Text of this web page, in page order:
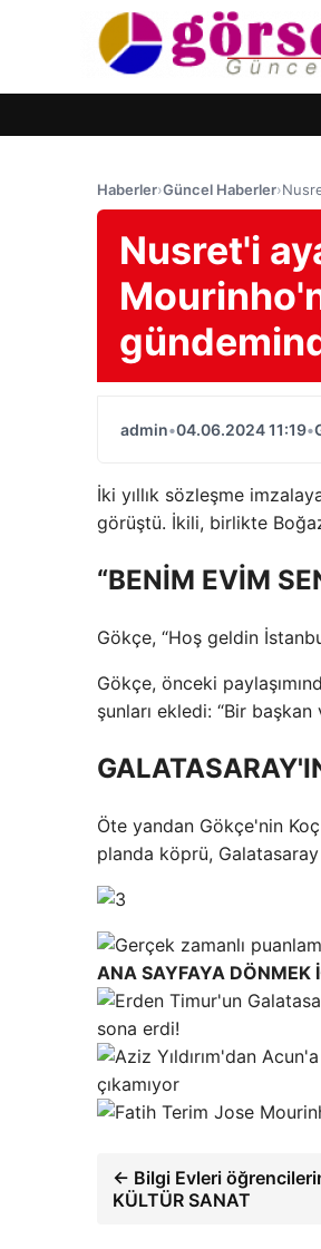
Haberler›Güncel Haberler›
Nusret'i
admin•04.06.2024 11:19•
İki yıllık sözleşme
görüştü. İkili, birlikte
“BENİM EVİM
Gökçe, “Hoş geldin
Gökçe, önceki
şunları ekledi: “Bir
Öte yandan Gökçe'nin
planda köprü, Galatasaray
ANA SAYFAYA DÖNMEK
sona erdi!
çıkamıyor
← Bilgi Evleri
KÜLTÜR SANAT